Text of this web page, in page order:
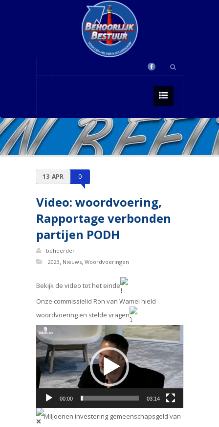
13 APR 0
Video: woordvoering,
Rapportage verbonden
partijen PODH
beheerder
2023, Nieuws, Woordvoeringen
Bekijk de video tot het einde
Onze commissielid Ron van Wamel hield
woordvoering en stelde vragen
Videospeler
00:00 03:14
Miljoenen investering gemeenschapsgeld van